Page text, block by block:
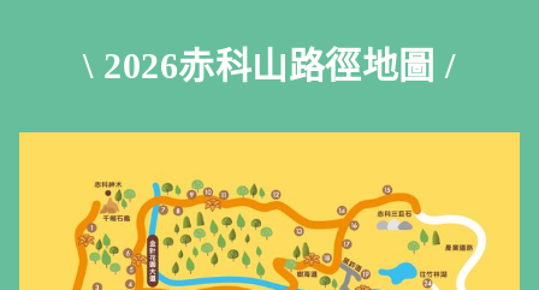
\ 2026赤科山路徑地圖 /